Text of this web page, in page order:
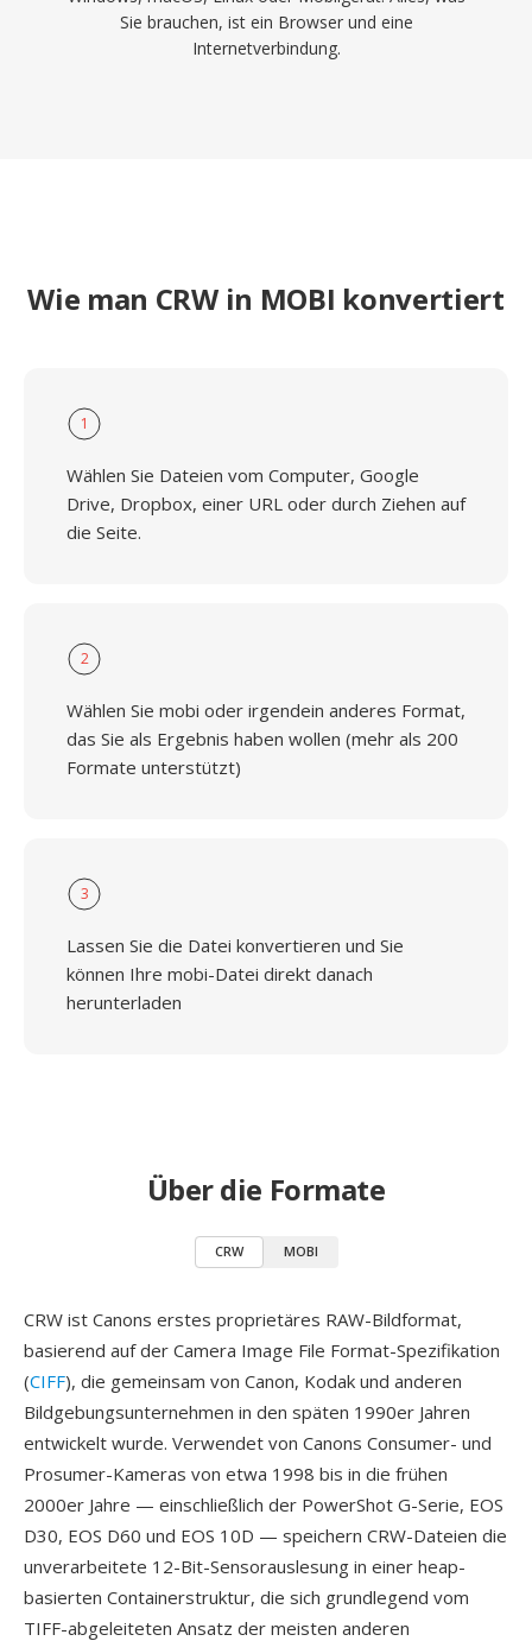
Sie brauchen, ist ein Browser und eine
Internetverbindung.
Wie man CRW in MOBI konvertiert
1
Wählen Sie Dateien vom Computer, Google
Drive, Dropbox, einer URL oder durch Ziehen auf
die Seite.
2
Wählen Sie mobi oder irgendein anderes Format,
das Sie als Ergebnis haben wollen (mehr als 200
Formate unterstützt)
3
Lassen Sie die Datei konvertieren und Sie
können Ihre mobi-Datei direkt danach
herunterladen
Über die Formate
CRW MOBI
CRW ist Canons erstes proprietäres RAW-Bildformat,
basierend auf der Camera Image File Format-Spezifikation
(CIFF), die gemeinsam von Canon, Kodak und anderen
Bildgebungsunternehmen in den späten 1990er Jahren
entwickelt wurde. Verwendet von Canons Consumer- und
Prosumer-Kameras von etwa 1998 bis in die frühen
2000er Jahre — einschließlich der PowerShot G-Serie, EOS
D30, EOS D60 und EOS 10D — speichern CRW-Dateien die
unverarbeitete 12-Bit-Sensorauslesung in einer heap-
basierten Containerstruktur, die sich grundlegend vom
TIFF-abgeleiteten Ansatz der meisten anderen